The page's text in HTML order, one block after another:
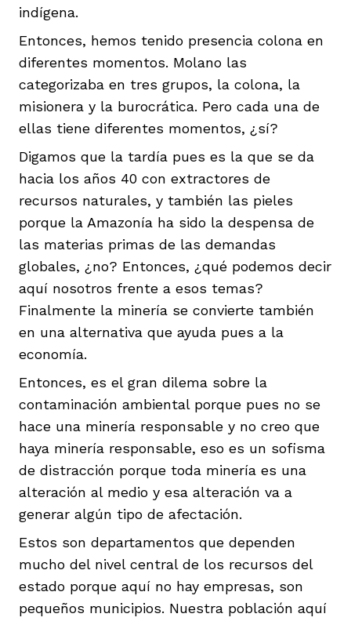
indígena.
Entonces, hemos tenido presencia colona en
diferentes momentos. Molano las
categorizaba en tres grupos, la colona, la
misionera y la burocrática. Pero cada una de
ellas tiene diferentes momentos, ¿sí?
Digamos que la tardía pues es la que se da
hacia los años 40 con extractores de
recursos naturales, y también las pieles
porque la Amazonía ha sido la despensa de
las materias primas de las demandas
globales, ¿no? Entonces, ¿qué podemos decir
aquí nosotros frente a esos temas?
Finalmente la minería se convierte también
en una alternativa que ayuda pues a la
economía.
Entonces, es el gran dilema sobre la
contaminación ambiental porque pues no se
hace una minería responsable y no creo que
haya minería responsable, eso es un sofisma
de distracción porque toda minería es una
alteración al medio y esa alteración va a
generar algún tipo de afectación.
Estos son departamentos que dependen
mucho del nivel central de los recursos del
estado porque aquí no hay empresas, son
pequeños municipios. Nuestra población aquí